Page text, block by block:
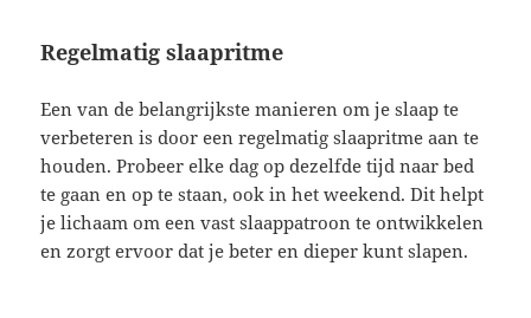
Regelmatig slaapritme
Een van de belangrijkste manieren om je slaap te
verbeteren is door een regelmatig slaapritme aan te
houden. Probeer elke dag op dezelfde tijd naar bed
te gaan en op te staan, ook in het weekend. Dit helpt
je lichaam om een vast slaappatroon te ontwikkelen
en zorgt ervoor dat je beter en dieper kunt slapen.